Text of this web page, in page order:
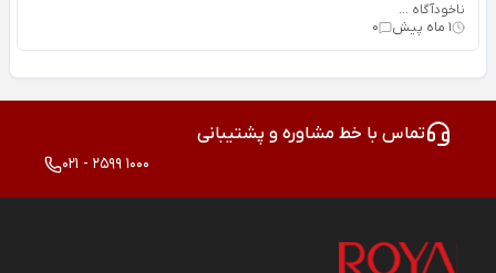
ناخودآگاه ...
1 ماه پیش
0
تماس با خط مشاوره و پشتیبانی
021 - 2599 1000